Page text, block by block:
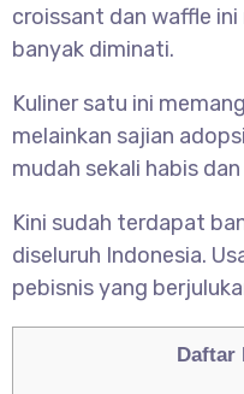
croissant dan waffle
banyak diminati.
Kuliner satu ini
melainkan sajian
mudah sekali habis
Kini sudah terdapat
diseluruh Indonesia.
pebisnis yang
Daftar